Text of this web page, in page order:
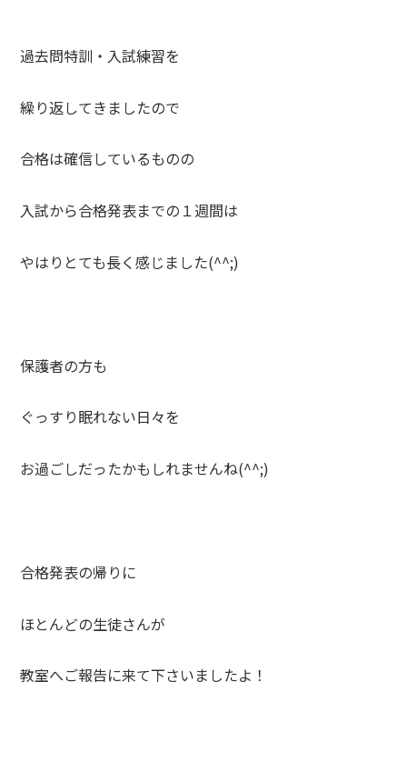
過去問特訓・入試練習を
繰り返してきましたので
合格は確信しているものの
入試から合格発表までの１週間は
やはりとても長く感じました(^^;)
保護者の方も
ぐっすり眠れない日々を
お過ごしだったかもしれませんね(^^;)
合格発表の帰りに
ほとんどの生徒さんが
教室へご報告に来て下さいましたよ！